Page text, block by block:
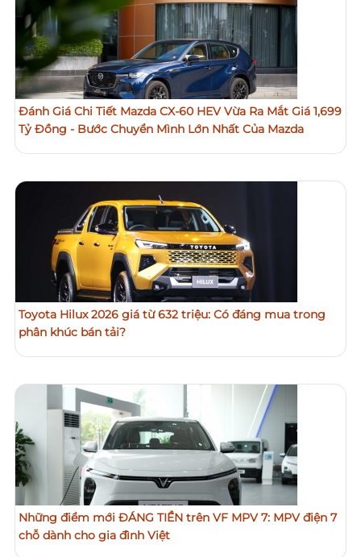
Đánh Giá Chi Tiết Mazda CX-60 HEV Vừa Ra Mắt Giá 1,699
Tỷ Đồng - Bước Chuyển Mình Lớn Nhất Của Mazda
Toyota Hilux 2026 giá từ 632 triệu: Có đáng mua trong
phân khúc bán tải?
Những điểm mới ĐÁNG TIỀN trên VF MPV 7: MPV điện 7
chỗ dành cho gia đình Việt